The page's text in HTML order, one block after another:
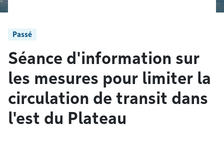
Passé
Séance d'information sur
les mesures pour limiter la
circulation de transit dans
l'est du Plateau